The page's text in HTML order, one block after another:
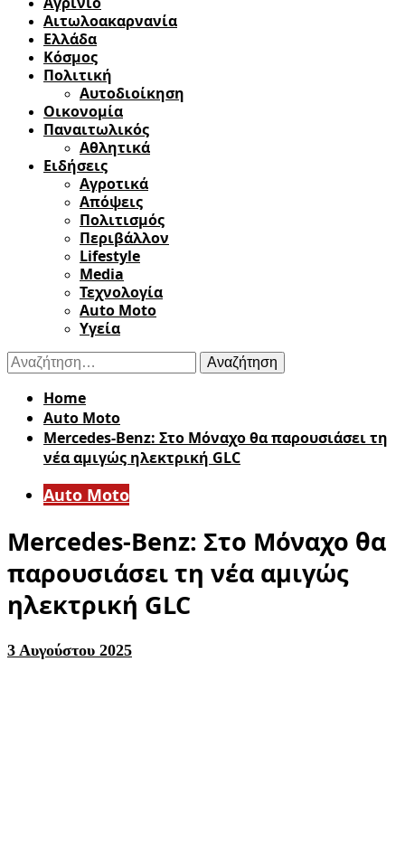
Αιτωλοακαρνανία
Ελλάδα
Κόσμος
Πολιτική
Αυτοδιοίκηση
Οικονομία
Παναιτωλικός
Αθλητικά
Ειδήσεις
Αγροτικά
Απόψεις
Πολιτισμός
Περιβάλλον
Lifestyle
Media
Τεχνολογία
Auto Moto
Υγεία
Αναζήτηση
για:
Home
Auto Moto
Mercedes-Benz: Στο Μόναχο θα παρουσιάσει τη
νέα αμιγώς ηλεκτρική GLC
Auto Moto
Mercedes-Benz: Στο Μόναχο θα
παρουσιάσει τη νέα αμιγώς
ηλεκτρική GLC
3 Αυγούστου 2025